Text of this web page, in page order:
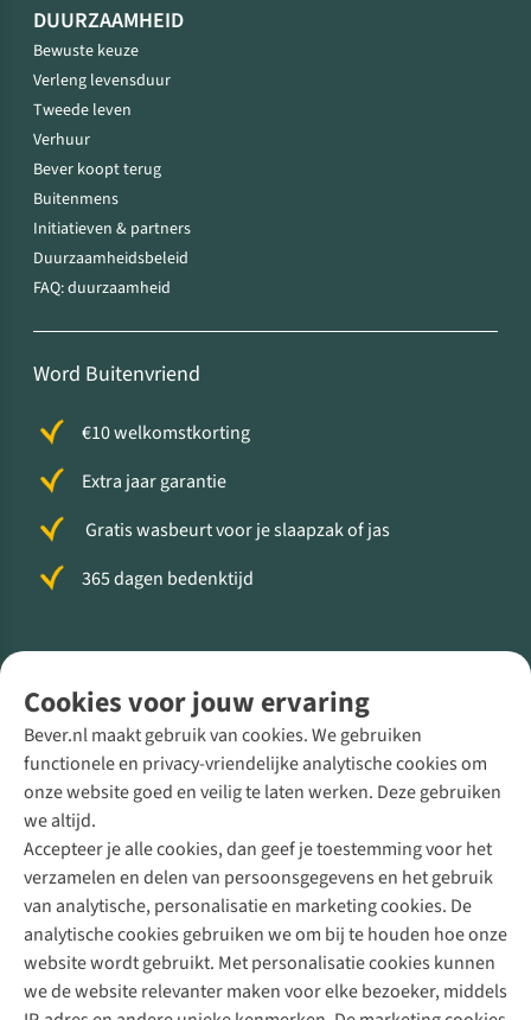
Cookies voor jouw ervaring
Bever.nl maakt gebruik van cookies. We gebruiken
functionele en privacy-vriendelijke analytische cookies om
onze website goed en veilig te laten werken. Deze gebruiken
we altijd.
Accepteer je alle cookies, dan geef je toestemming voor het
verzamelen en delen van persoonsgegevens en het gebruik
van analytische, personalisatie en marketing cookies. De
analytische cookies gebruiken we om bij te houden hoe onze
website wordt gebruikt. Met personalisatie cookies kunnen
we de website relevanter maken voor elke bezoeker, middels
DUURZAAMHEID
Bewuste keuze
Verleng levensduur
Tweede leven
Verhuur
Bever koopt terug
Buitenmens
Initiatieven & partners
Duurzaamheidsbeleid
FAQ: duurzaamheid
Word Buitenvriend
€10 welkomstkorting
Extra jaar garantie
Gratis wasbeurt voor je slaapzak of jas
365 dagen bedenktijd
Direct advies van een Buitenexpert
+31 (0)85 888 50 88
+31 6 12 28 49 80
Contactformulier